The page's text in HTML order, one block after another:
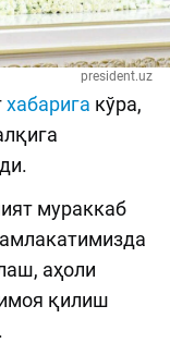
president.uz
хабарига кўра,
мураккаб
аҳоли
қилиш